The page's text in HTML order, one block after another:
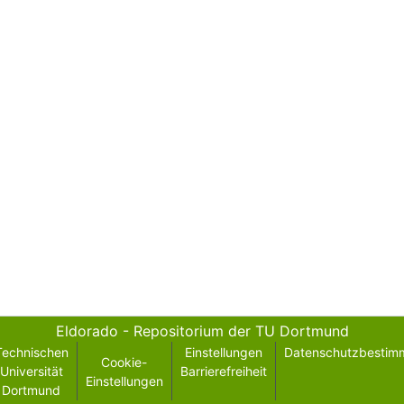
Eldorado - Repositorium der TU Dortmund
Universität
Dortmund
Cookie-
Einstellungen
Einstellungen
Barrierefreiheit